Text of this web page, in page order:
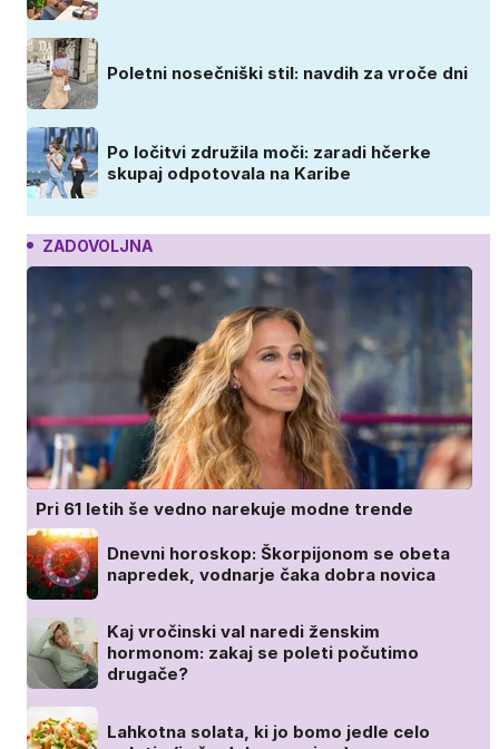
Poletni nosečniški stil: navdih za vroče dni
Po ločitvi združila moči: zaradi hčerke
skupaj odpotovala na Karibe
ZADOVOLJNA
Pri 61 letih še vedno narekuje modne trende
Dnevni horoskop: Škorpijonom se obeta
napredek, vodnarje čaka dobra novica
Kaj vročinski val naredi ženskim
hormonom: zakaj se poleti počutimo
drugače?
Lahkotna solata, ki jo bomo jedle celo